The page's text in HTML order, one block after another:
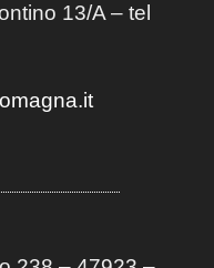
13/A– tel